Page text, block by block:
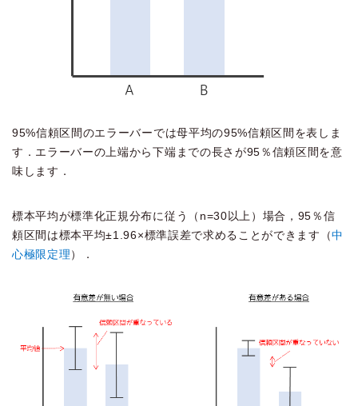
95%信頼区間のエラーバーでは母平均の95%信頼区間を表しま
す．エラーバーの上端から下端までの長さが95％信頼区間を意
味します．
標本平均が標準化正規分布に従う（n=30以上）場合，95％信
頼区間は標本平均±1.96×標準誤差で求めることができます（中
心極限定理 ）．